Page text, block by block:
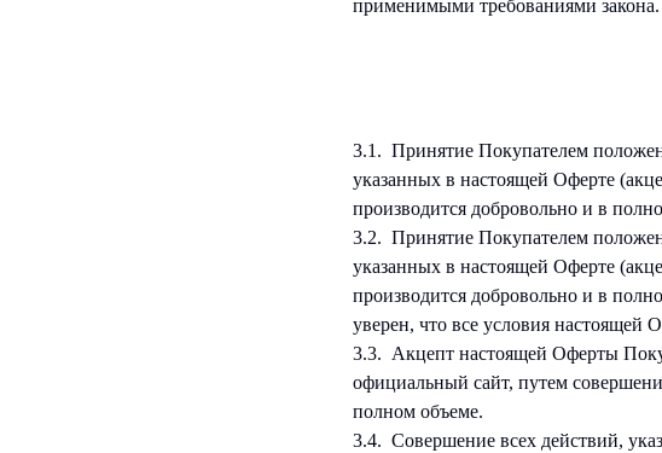
применимыми требованиями закона.
3.1. Принятие Покупателем
указанных в настоящей Оферте
производится добровольно и в
3.2. Принятие Покупателем
указанных в настоящей Оферте
производится добровольно и в
уверен, что все условия
3.3. Акцепт настоящей Оферты
официальный сайт, путем
полном объеме.
3.4. Совершение всех действий,